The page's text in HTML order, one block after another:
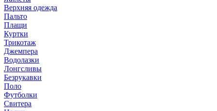
Верхняя одежда
Пальто
Плащи
Куртки
Трикотаж
Джемпера
Водолазки
Лонгсливы
Безрукавки
Поло
Футболки
Свитера